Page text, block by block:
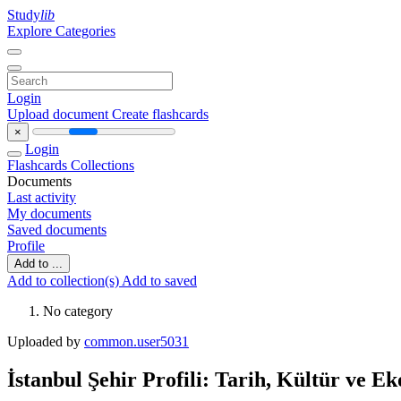
Studylib
Explore Categories
Login
Upload document Create flashcards
×
Login
Flashcards Collections
Documents
Last activity
My documents
Saved documents
Profile
Add to ...
Add to collection(s) Add to saved
No category
Uploaded by common.user5031
İstanbul Şehir Profili: Tarih, Kültür ve